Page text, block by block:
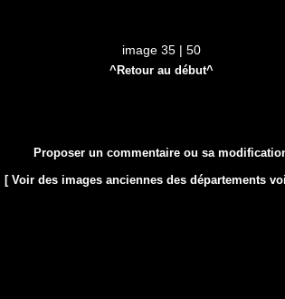
image 35 | 50
^Retour au début^
Proposer un commentaire ou sa
[ Voir des images anciennes des départements